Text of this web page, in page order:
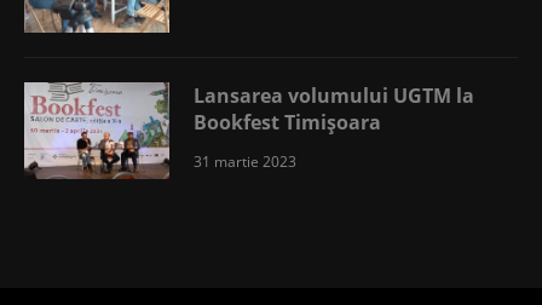
Lansarea volumului UGTM la
Bookfest Timișoara
31 martie 2023